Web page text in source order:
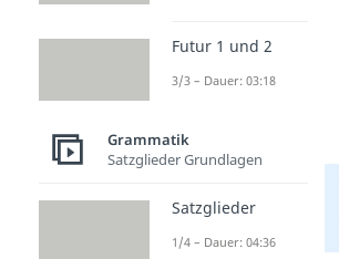
Futur 1 und 2
3/3 – Dauer: 03:18
Grammatik
Satzglieder Grundlagen
Satzglieder
1/4 – Dauer: 04:36